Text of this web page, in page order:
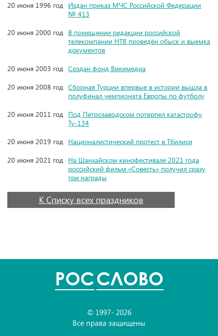
20 июня 1996 год Издан приказ МЧС Российской Федерации
№ 413
20 июня 2000 год В помещении редакции российской
телекомпании НТВ проведён обыск и выемка
документов
20 июня 2003 год Создан фонд Викимедиа
20 июня 2008 год Сборная Турции впервые в истории вышла в
полуфинал чемпионата Европы по футболу
20 июня 2011 год Под Петрозаводском потерпел катастрофу
Ту-134
20 июня 2019 год Националистический протест в Тбилиси
20 июня 2021 год На Шанхайском кинофестивале 2021 года
российский фильм «Совесть» получил сразу
три награды
К Списку всех праздников
POCСЛОВО
© 1997- 2026
Все права защищены